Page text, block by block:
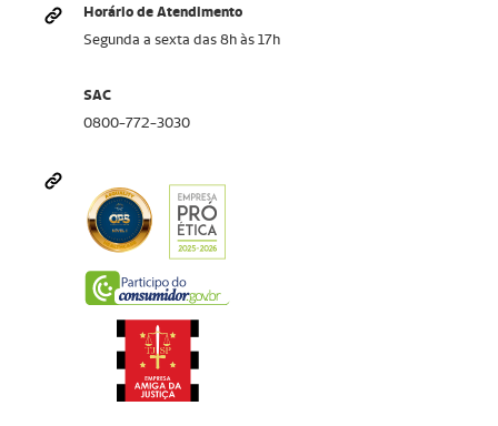
Horário de Atendimento
Segunda a sexta das 8h às 17h
SAC
0800-772-3030